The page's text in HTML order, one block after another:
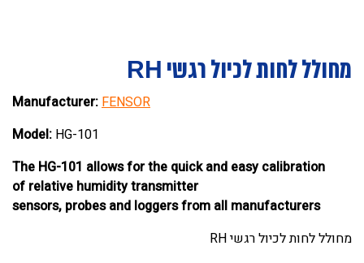
מחולל לחות לכיול רגשי RH
Manufacturer: FENSOR
Model: HG-101
The HG-101 allows for the quick and easy calibration
of relative humidity transmitter
sensors, probes and loggers from all manufacturers
מחולל לחות לכיול רגשי RH